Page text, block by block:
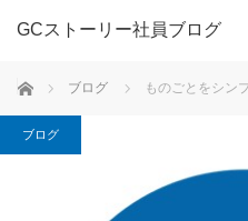
GCストーリー社員ブログ
ホーム ブログ ものごとをシン
ブログ